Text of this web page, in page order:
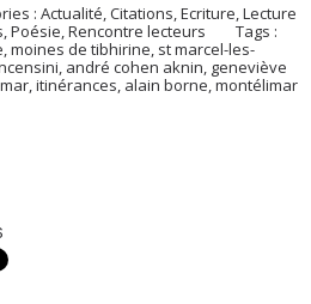
:Actualité ,Citations ,Ecriture ,Lecture
Poésie Rencontre lecteurs
Tags :
moines de tibhirine st marcel-les-
andré cohen aknin geneviève
itinérances alain borne montélimar